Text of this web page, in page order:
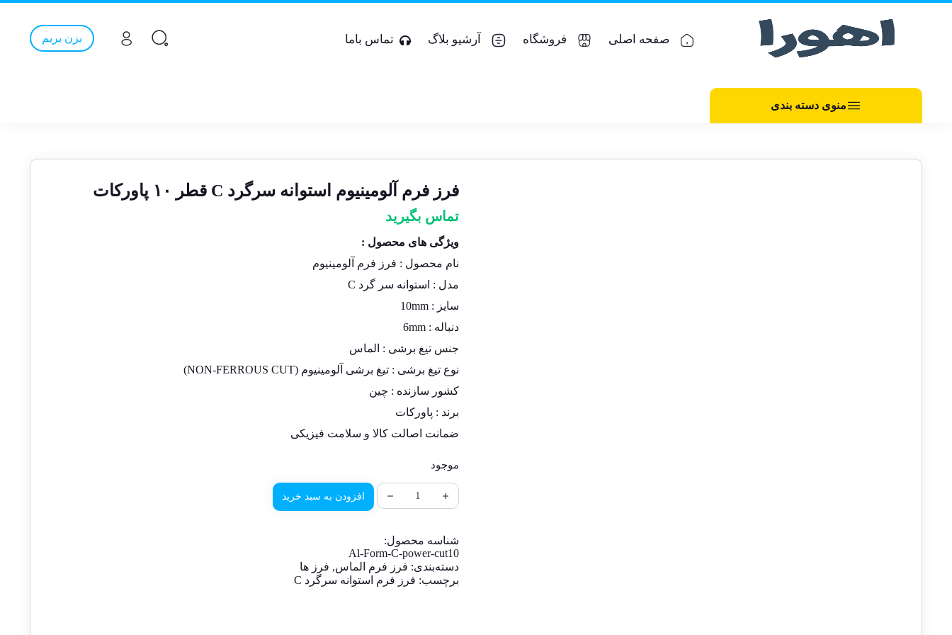
صفحه اصلی فروشگاه آرشیو بلاگ تماس باما بزن بریم
منوی دسته بندی
فرز فرم آلومینیوم استوانه سرگرد C قطر ۱۰ پاورکات
تماس بگیرید
ویژگی های محصول :
نام محصول : فرز فرم آلومینیوم
مدل : استوانه سر گرد C
سایز : 10mm
دنباله : 6mm
جنس تیغ برشی : الماس
نوع تیغ برشی : تیغ برشی آلومینیوم (NON-FERROUS CUT)
کشور سازنده : چین
برند : پاورکات
ضمانت اصالت کالا و سلامت فیزیکی
موجود
افزودن به سبد خرید
شناسه محصول:
Al-Form-C-power-cut10
دسته‌بندی: فرز فرم الماس, فرز ها
برچسب: فرز فرم استوانه سرگرد C